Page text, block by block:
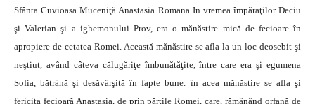
Sfânta Cuvioasa Muceniţă Anastasia Romana In vremea împăraţilor Deciu
şi Valerian şi a ighemonului Prov, era o mănăstire mică de fecioare în
apropiere de cetatea Romei. Această mănăstire se afla la un loc deosebit şi
neştiut, având câteva călugăriţe îmbunătăţite, între care era şi egumena
Sofia, bătrână şi desăvârşită în fapte bune. în acea mănăstire se afla şi
fericita fecioară Anastasia, de prin părţile Romei, care, rămânând orfană de